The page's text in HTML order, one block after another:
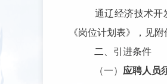
通辽经济技术开
《岗位计划表》，见附
二、引进条件
（一） 应聘人员